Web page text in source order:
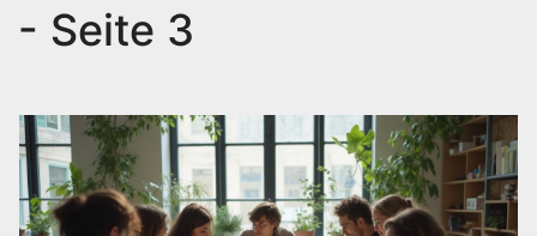
- Seite 3